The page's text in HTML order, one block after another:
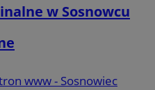
w Sosnowcu
www - Sosnowiec